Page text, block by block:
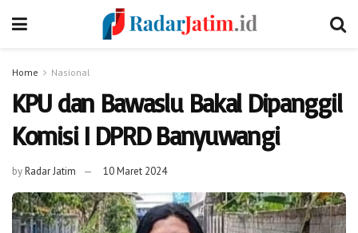
Home Nasional
KPU dan Bawaslu Bakal Dipanggil
Komisi I DPRD Banyuwangi
byRadar Jatim 10 Maret 2024